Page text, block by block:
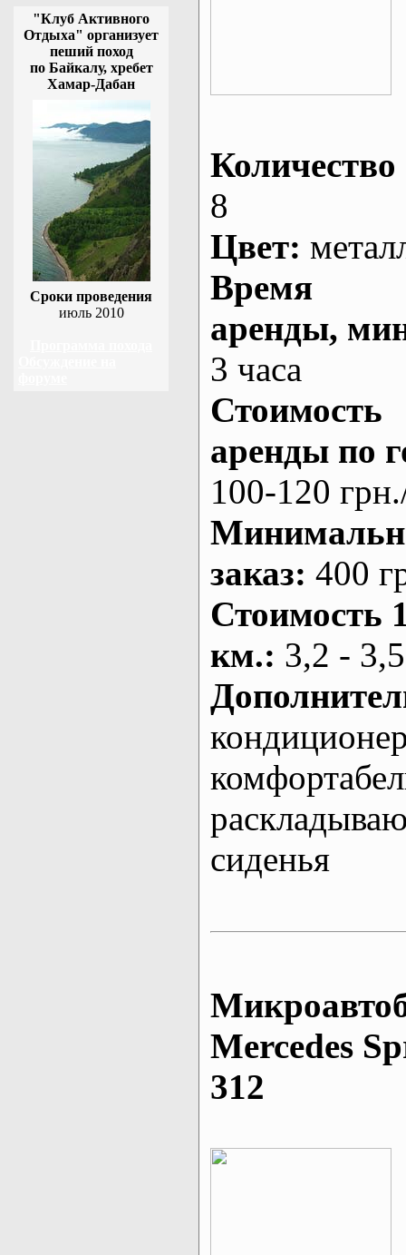
"Клуб Активного
Отдыха" организует
пеший поход
по Байкалу, хребет
Хамар-Дабан
Сроки проведения
июль 2010
Количество
8
Цвет:
Время
аренды,
3 часа
Стоимость
аренды по
100-120
заказ: 400
Стоимость
км.: 3,2 -
сиденья
Mеrcedes
312